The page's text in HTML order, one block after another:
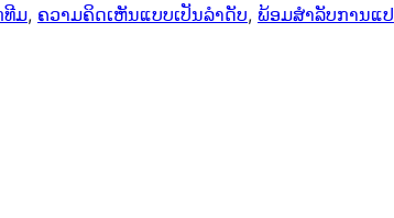
ທີມ, ຄວາມຄິດເຫັນແບບເປັນລຳດັບ, ພ້ອມສຳລັບການແປ